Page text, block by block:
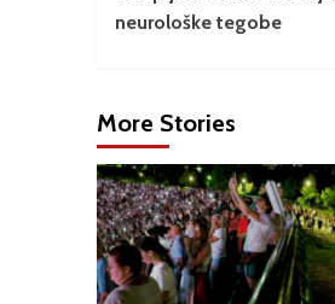
neurološke tegobe
More Stories